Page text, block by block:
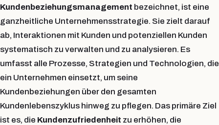
Kundenbeziehungsmanagement bezeichnet, ist eine
ganzheitliche Unternehmensstrategie. Sie zielt darauf
ab, Interaktionen mit Kunden und potenziellen Kunden
systematisch zu verwalten und zu analysieren. Es
umfasst alle Prozesse, Strategien und Technologien, die
ein Unternehmen einsetzt, um seine
Kundenbeziehungen über den gesamten
Kundenlebenszyklus hinweg zu pflegen. Das primäre Ziel
ist es, die Kundenzufriedenheit zu erhöhen, die